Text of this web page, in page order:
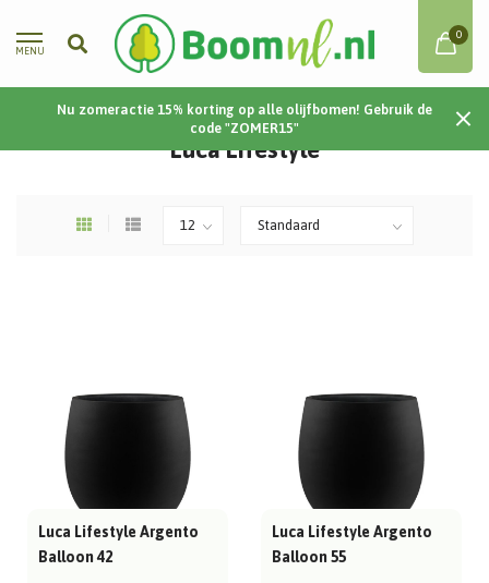
MENU
0
Nu zomeractie 15% korting op alle olijfbomen! Gebruik de
code "ZOMER15"
Home / Plantenbakken / Luca Lifestyle
Luca Lifestyle
Luca Lifestyle Argento
Balloon 42
Luca Lifestyle Argento
Balloon 55